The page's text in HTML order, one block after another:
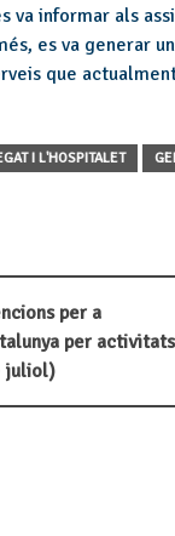
va informar als
es va generar
que
I L'HOSPITALET
per a
per
juliol)